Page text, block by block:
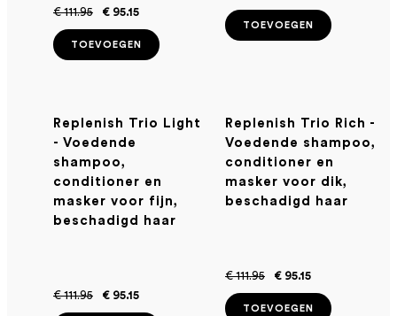
€ 111.95 € 95.15
TOEVOEGEN
TOEVOEGEN
Replenish Trio Light
- Voedende
shampoo,
conditioner en
masker voor fijn,
beschadigd haar
€ 111.95 € 95.15
Replenish Trio Rich -
Voedende shampoo,
conditioner en
masker voor dik,
beschadigd haar
€ 111.95 € 95.15
TOEVOEGEN